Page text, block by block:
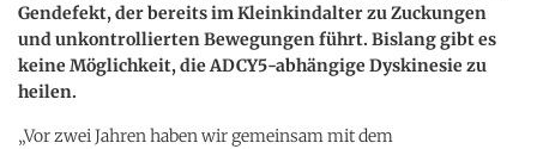
Gendefekt, der bereits im Kleinkindalter zu Zuckungen
und unkontrollierten Bewegungen führt. Bislang gibt es
keine Möglichkeit, die ADCY5-abhängige Dyskinesie zu
heilen.
„Vor zwei Jahren haben wir gemeinsam mit dem